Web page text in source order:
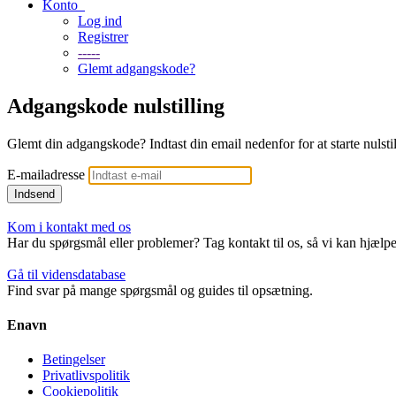
Konto
Log ind
Registrer
-----
Glemt adgangskode?
Adgangskode nulstilling
Glemt din adgangskode? Indtast din email nedenfor for at starte
E-mailadresse
Indsend
Kom i kontakt med os
Har du spørgsmål eller problemer? Tag kontakt til os, så vi kan
Gå til vidensdatabase
Find svar på mange spørgsmål og guides til opsætning.
Enavn
Betingelser
Privatlivspolitik
Cookiepolitik